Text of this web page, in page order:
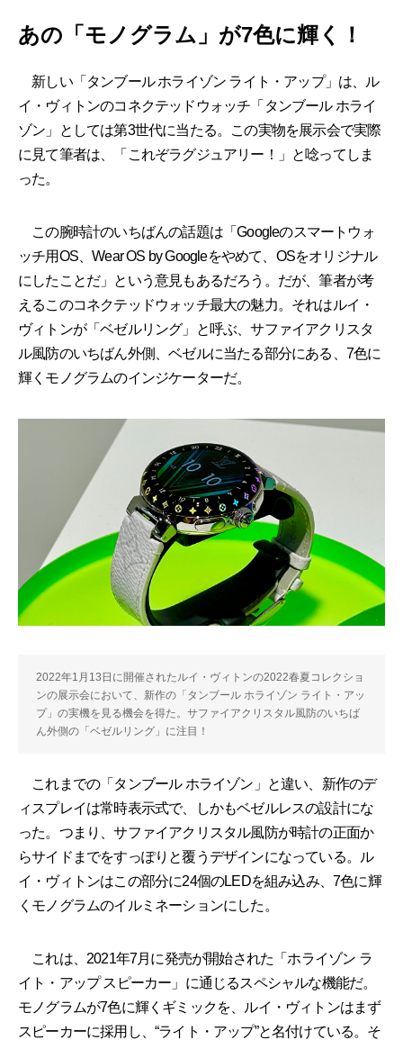
あの「モノグラム」が7色に輝く！
新しい「タンブール ホライゾン ライト・アップ」は、ル
イ・ヴィトンのコネクテッドウォッチ「タンブール ホライ
ゾン」としては第3世代に当たる。この実物を展示会で実際
に見て筆者は、「これぞラグジュアリー！」と唸ってしま
った。
この腕時計のいちばんの話題は「Googleのスマートウォ
ッチ用OS、Wear OS by Googleをやめて、OSをオリジナル
にしたことだ」という意見もあるだろう。だが、筆者が考
えるこのコネクテッドウォッチ最大の魅力。それはルイ・
ヴィトンが「ベゼルリング」と呼ぶ、サファイアクリスタ
ル風防のいちばん外側、ベゼルに当たる部分にある、7色に
輝くモノグラムのインジケーターだ。
2022年1月13日に開催されたルイ・ヴィトンの2022春夏コレクショ
ンの展示会において、新作の「タンブール ホライゾン ライト・アッ
プ」の実機を見る機会を得た。サファイアクリスタル風防のいちば
ん外側の「ベゼルリング」に注目！
これまでの「タンブール ホライゾン」と違い、新作のデ
ィスプレイは常時表示式で、しかもベゼルレスの設計にな
った。つまり、サファイアクリスタル風防が時計の正面か
らサイドまでをすっぽりと覆うデザインになっている。ル
イ・ヴィトンはこの部分に24個のLEDを組み込み、7色に輝
くモノグラムのイルミネーションにした。
これは、2021年7月に発売が開始された「ホライゾン ラ
イト・アップ スピーカー」に通じるスペシャルな機能だ。
モノグラムが7色に輝くギミックを、ルイ・ヴィトンはまず
スピーカーに採用し、“ライト・アップ”と名付けている。そ